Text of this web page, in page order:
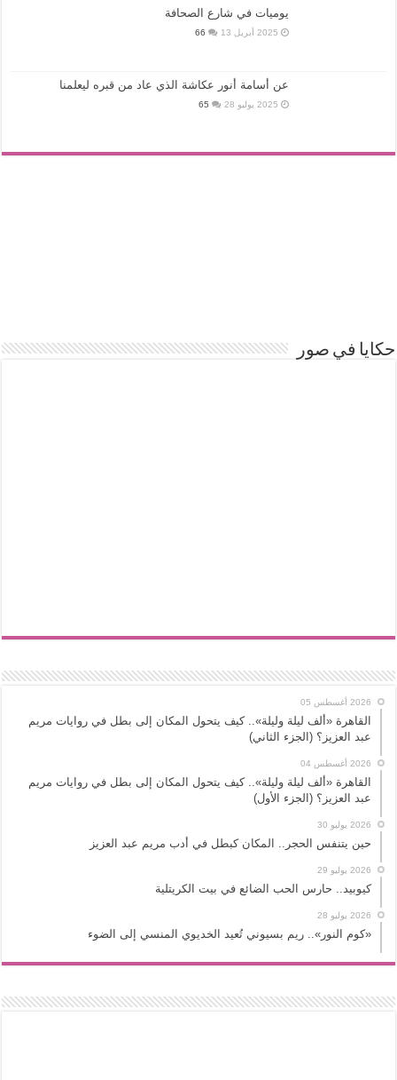
يوميات في شارع الصحافة
2025 أبريل 13 66
عن أسامة أنور عكاشة الذي عاد من قبره ليعلمنا
2025 يوليو 28 65
حكايا في صور
2026 أغسطس 05
القاهرة «ألف ليلة وليلة».. كيف يتحول المكان إلى بطل في روايات مريم
عبد العزيز؟ (الجزء الثاني)
2026 أغسطس 04
القاهرة «ألف ليلة وليلة».. كيف يتحول المكان إلى بطل في روايات مريم
عبد العزيز؟ (الجزء الأول)
2026 يوليو 30
حين يتنفس الحجر.. المكان كبطل في أدب مريم عبد العزيز
2026 يوليو 29
كيوبيد.. حارس الحب الضائع في بيت الكريتلية
2026 يوليو 28
«كوم النور».. ريم بسيوني تُعيد الخديوي المنسي إلى الضوء